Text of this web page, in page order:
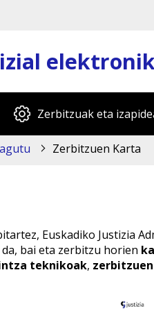
Zerbitzuak eta
Zerbitzuen Karta
Euskadiko Justizia
bai eta zerbitzu horien
teknikoak,